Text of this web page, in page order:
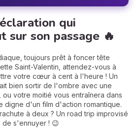
qui
sur son passage 🔥
toujours prêt à foncer tête
Saint-Valentin, attendez-vous à
votre cœur à cent à l'heure ! Un
bien sortir de l'ombre avec une
votre moitié vous entraînera dans
digne d'un film d'action romantique.
à deux ? Un road trip improvisé
de s'ennuyer ! 😉